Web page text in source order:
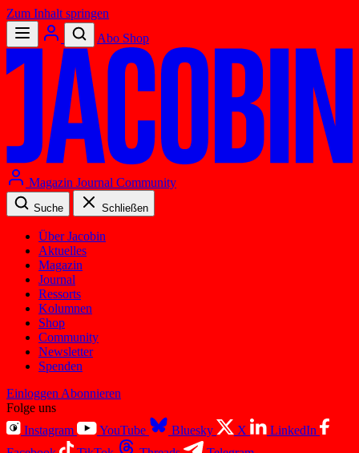
Zum Inhalt springen
Abo Shop
Magazin Journal Community
Suche Schließen
Über Jacobin
Aktuelles
Magazin
Journal
Ressorts
Kolumnen
Shop
Community
Newsletter
Spenden
Einloggen Abonnieren
Folge uns
Instagram
YouTube Bluesky X
LinkedIn